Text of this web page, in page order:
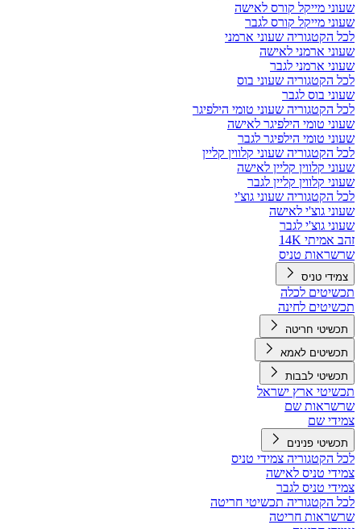
שעוני מייקל קורס לאישה
שעוני מייקל קורס לגבר
לכל הקטגוריה שעוני ארמני
שעוני ארמני לאישה
שעוני ארמני לגבר
לכל הקטגוריה שעוני בוס
שעוני בוס לגבר
לכל הקטגוריה שעוני טומי הילפיגר
שעוני טומי הילפיגר לאישה
שעוני טומי הילפיגר לגבר
לכל הקטגוריה שעוני קלווין קליין
שעוני קלווין קליין לאישה
שעוני קלווין קליין לגבר
לכל הקטגוריה שעוני גוצ'י
שעוני גוצ'י לאישה
שעוני גוצ'י לגבר
זהב אמיתי 14K
שרשראות טניס
צמידי טניס
תכשיטים לכלה
תכשיטים לחינה
תכשיטי חריטה
תכשיטים לאמא
תכשיטי לבבות
תכשיטי ארץ ישראל
שרשראות שם
צמידי שם
תכשיטי פנינים
לכל הקטגוריה צמידי טניס
צמידי טניס לאישה
צמידי טניס לגבר
לכל הקטגוריה תכשיטי חריטה
שרשראות חריטה